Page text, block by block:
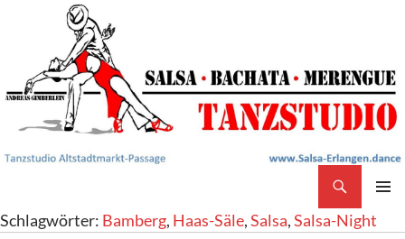
MENU
TO
Schlagwörter: Bamberg, Haas-Säle,Salsa,Salsa-Night